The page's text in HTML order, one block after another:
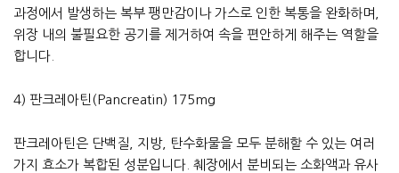
과정에서 발생하는 복부 팽만감이나 가스로 인한 복통을 완화하며,
위장 내의 불필요한 공기를 제거하여 속을 편안하게 해주는 역할을
합니다.
4) 판크레아틴(Pancreatin) 175mg
판크레아틴은 단백질, 지방, 탄수화물을 모두 분해할 수 있는 여러
가지 효소가 복합된 성분입니다. 췌장에서 분비되는 소화액과 유사